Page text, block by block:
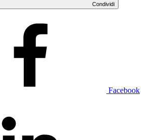
Condividi
Facebook